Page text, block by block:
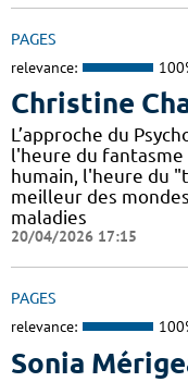
PAGES
relevance:
Christine
L’approche du
l'heure du
humain, l'heure du
meilleur des
maladies
20/04/2026 17:15
PAGES
relevance:
Sonia